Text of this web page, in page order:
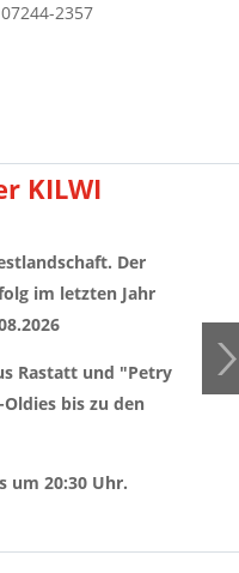
2357
KILWI
Der
im letzten Jahr
Rastatt und "Petry
bis zu den
um 20:30 Uhr.